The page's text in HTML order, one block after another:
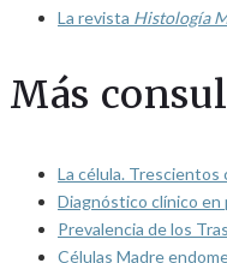
La revista Histología
Más
La célula.
Diagnóstico clínico
Prevalencia de los
Células Madre